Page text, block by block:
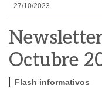
27/10/2023
Octubre
Flash informativos